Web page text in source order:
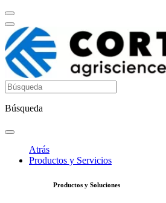
Búsqueda
Atrás
Productos y Servicios
Productos y Soluciones